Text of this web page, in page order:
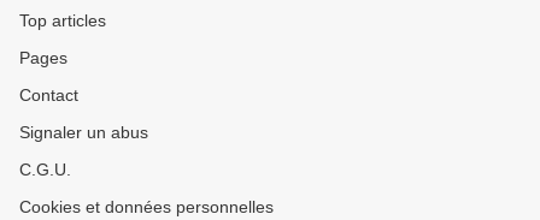
Top articles
Pages
Contact
Signaler un abus
C.G.U.
Cookies et données personnelles